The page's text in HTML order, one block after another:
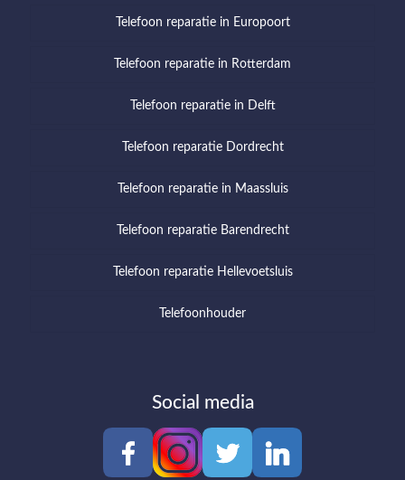
Telefoon reparatie in Europoort
Telefoon reparatie in Rotterdam
Telefoon reparatie in Delft
Telefoon reparatie Dordrecht
Telefoon reparatie in Maassluis
Telefoon reparatie Barendrecht
Telefoon reparatie Hellevoetsluis
Telefoonhouder
Social media